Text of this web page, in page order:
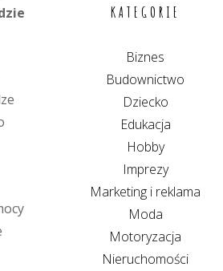
KATEGORIE
Biznes
Budownictwo
Dziecko
Edukacja
Hobby
Imprezy
Marketing i reklama
Moda
Motoryzacja
Nieruchomości